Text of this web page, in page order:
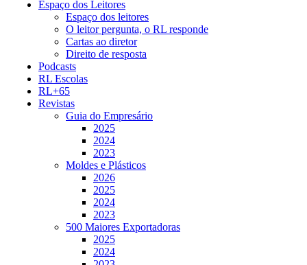
Espaço dos Leitores
Espaço dos leitores
O leitor pergunta, o RL responde
Cartas ao diretor
Direito de resposta
Podcasts
RL Escolas
RL+65
Revistas
Guia do Empresário
2025
2024
2023
Moldes e Plásticos
2026
2025
2024
2023
500 Maiores Exportadoras
2025
2024